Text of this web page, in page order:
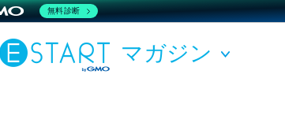
マガジン
無料診断